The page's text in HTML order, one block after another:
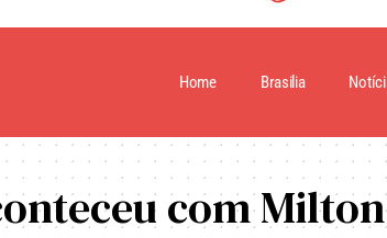
Home Brasilia
com